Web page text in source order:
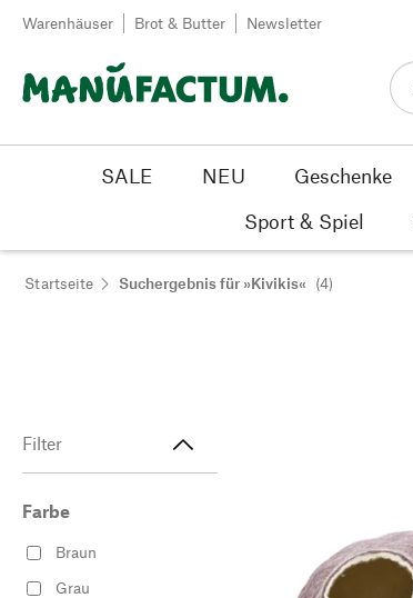
Zum Inhalt springen
Warenhäuser Brot & Butter Newsletter
SALE NEU Geschenke
Sport & Spiel
Startseite Suchergebnis für »Kivikis« (4)
Filter
Farbe
Braun
Grau